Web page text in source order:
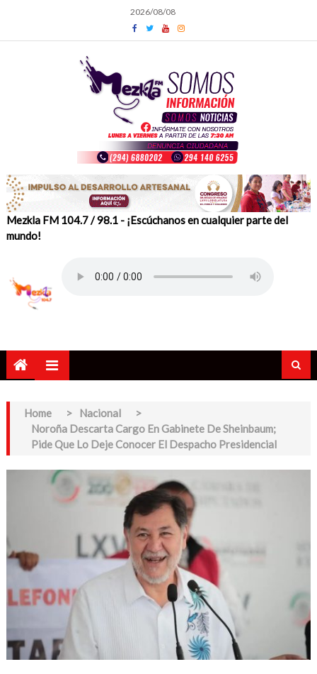
content
2026/08/08
Mezkla FM 104.7 / 98.1 - ¡Escúchanos en cualquier parte del
mundo!
Home > Nacional
>
Noroña Descarta Cargo En Gabinete De Sheinbaum;
Pide Que Lo Deje Conocer El Despacho Presidencial